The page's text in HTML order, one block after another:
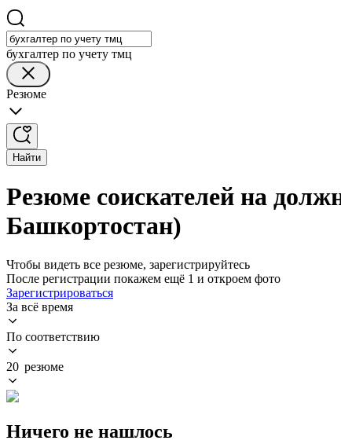
бухгалтер по учету тмц
Резюме
Найти
Резюме соискателей на
Башкортостан)
Чтобы видеть все резюме, зарегистрируйтесь
После регистрации покажем ещё 1 и откроем фото
Зарегистрироваться
За всё время
По соответствию
20 резюме
Ничего не нашлось